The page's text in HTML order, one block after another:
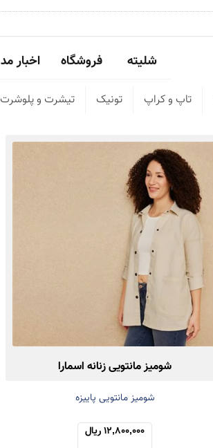
شلیته فروشگاه اخبار مد
تاپ و کراپ تونیک تیشرت و پلوشرت
شومیز مانتویی زنانه اسمارا
شومیز مانتویی پاییزه
12,800,000 ریال